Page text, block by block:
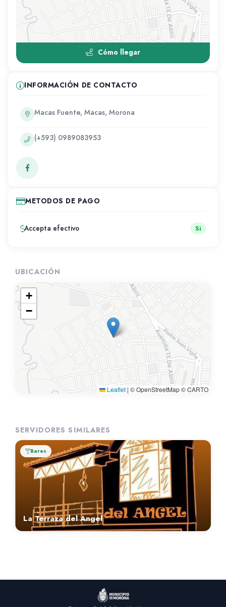
Cómo llegar
INFORMACIÓN DE CONTACTO
Macas Fuente, Macas, Morona
(+593) 0989083953
METODOS DE PAGO
Accepta efectivo Si
UBICACIÓN
+
−
Leaflet | © OpenStreetMap © CARTO
SERVIDORES SIMILARES
Bares
La Terraza del Angel